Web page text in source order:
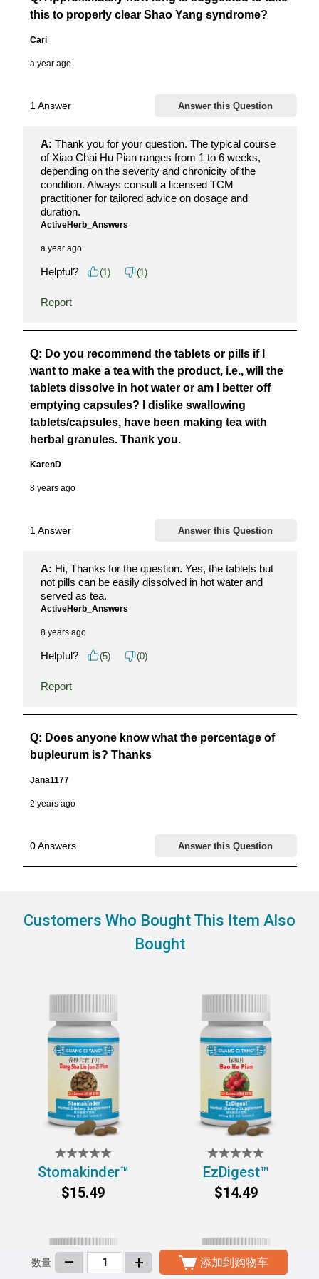
数量 – + 添加到购物车
Customers Who Bought This Item Also
Bought
Stomakinder™
$15.49
EzDigest™
$14.49